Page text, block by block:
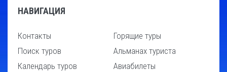
НАВИГАЦИЯ
Контакты
Поиск туров
Календарь туров
Горящие туры
Альманах туриста
Авиабилеты